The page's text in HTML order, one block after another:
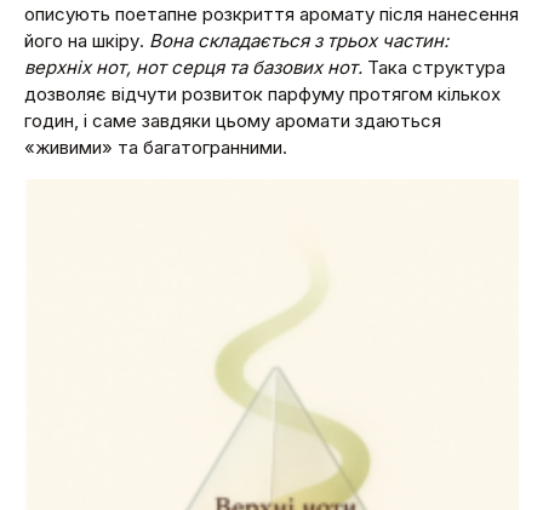
описують поетапне розкриття аромату після нанесення
його на шкіру. Вона складається з трьох частин:
верхніх нот, нот серця та базових нот. Така структура
дозволяє відчути розвиток парфуму протягом кількох
годин, і саме завдяки цьому аромати здаються
«живими» та багатогранними.